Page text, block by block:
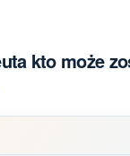
kto może